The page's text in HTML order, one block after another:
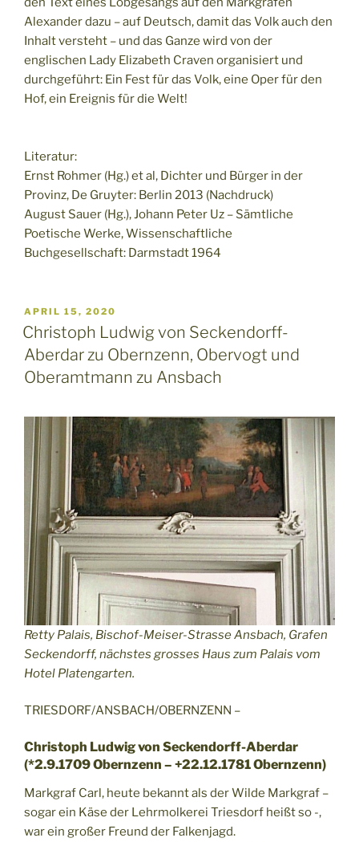
Alexander dazu – auf Deutsch, damit das Volk auch den
Inhalt versteht – und das Ganze wird von der
englischen Lady Elizabeth Craven organisiert und
durchgeführt: Ein Fest für das Volk, eine Oper für den
Hof, ein Ereignis für die Welt!
Literatur:
Ernst Rohmer (Hg.) et al, Dichter und Bürger in der
Provinz, De Gruyter: Berlin 2013 (Nachdruck)
August Sauer (Hg.), Johann Peter Uz – Sämtliche
Poetische Werke, Wissenschaftliche
Buchgesellschaft: Darmstadt 1964
VERÖFFENTLICHT
AM
APRIL 15, 2020
Christoph Ludwig von Seckendorff-
Aberdar zu Obernzenn, Obervogt und
Oberamtmann zu Ansbach
Retty Palais, Bischof-Meiser-Strasse Ansbach, Grafen
Seckendorff, nächstes grosses Haus zum Palais vom
Hotel Platengarten.
TRIESDORF/ANSBACH/OBERNZENN –
Christoph Ludwig von Seckendorff-Aberdar
(*2.9.1709 Obernzenn – +22.12.1781 Obernzenn)
Markgraf Carl, heute bekannt als der Wilde Markgraf –
sogar ein Käse der Lehrmolkerei Triesdorf heißt so -,
war ein großer Freund der Falkenjagd.